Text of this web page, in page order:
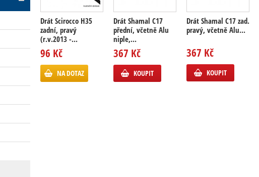
Drát Scirocco H35
zadní, pravý
(r.v.2013 -...
96 Kč
NA DOTAZ
Drát Shamal C17
přední, včetně Alu
niple,...
367 Kč
KOUPIT
Drát Shamal C17 zad.
pravý, včetně Alu...
367 Kč
KOUPIT